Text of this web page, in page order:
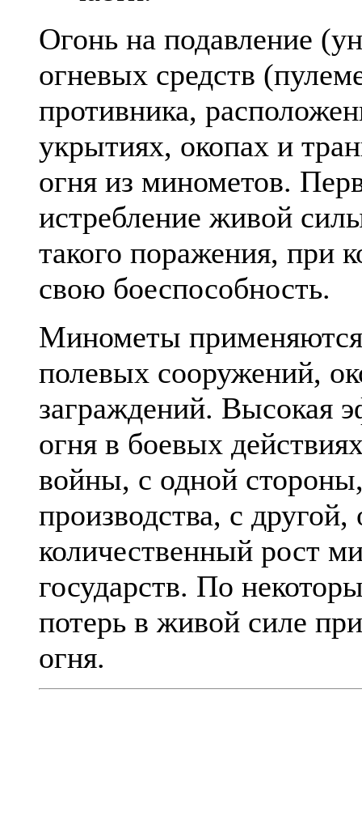
Огонь на подавление
огневых средств
противника,
укрытиях, окопах и
огня из минометов.
истребление живой
такого поражения, при
свою боеспособность.
Минометы
полевых сооружений,
заграждений. Высокая
огня в боевых
войны, с одной
производства, с
количественный рост
государств. По
потерь в живой силе
огня.